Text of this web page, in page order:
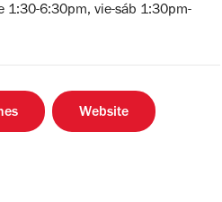
1:30-6:30pm, vie-sáb 1:30pm-
Website